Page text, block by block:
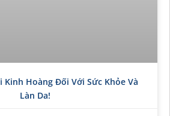
Kinh Hoàng Đối Với Sức Khỏe Và
Làn Da!